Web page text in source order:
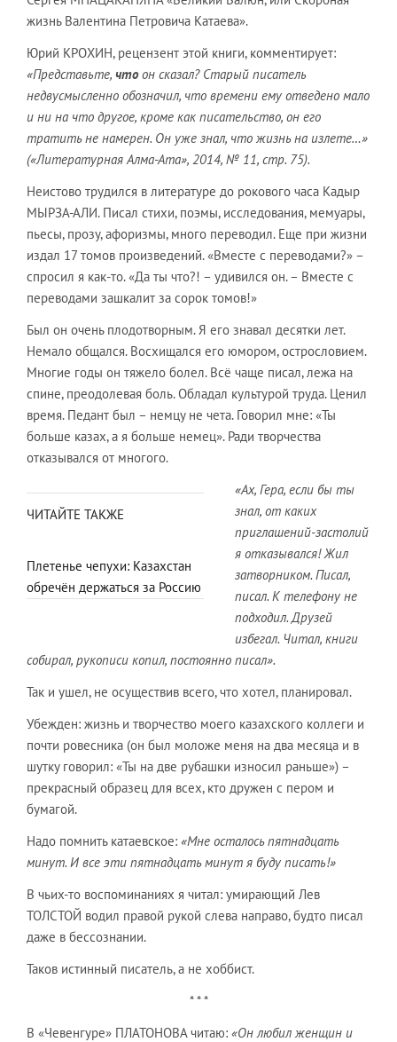
жизнь Валентина Петровича Катаева».
Юрий КРОХИН, рецензент этой книги, комментирует:
«Представьте, чтоон сказал? Старый писатель
недвусмысленно обозначил, что времени ему отведено мало
и ни на что другое, кроме как писательство, он его
тратить не намерен. Он уже знал, что жизнь на излете…»
(«Литературная Алма-Ата», 2014, № 11, стр. 75).
Неистово трудился в литературе до рокового часа Кадыр
МЫРЗА-АЛИ. Писал стихи, поэмы, исследования, мемуары,
пьесы, прозу, афоризмы, много переводил. Еще при жизни
издал 17 томов произведений. «Вместе с переводами?» –
спросил я как-то. «Да ты что?! – удивился он. – Вместе с
переводами зашкалит за сорок томов!»
Был он очень плодотворным. Я его знавал десятки лет.
Немало общался. Восхищался его юмором, острословием.
Многие годы он тяжело болел. Всё чаще писал, лежа на
спине, преодолевая боль. Обладал культурой труда. Ценил
время. Педант был – немцу не чета. Говорил мне: «Ты
больше казах, а я больше немец». Ради творчества
отказывался от многого.
ЧИТАЙТЕ ТАКЖЕ
Плетенье чепухи: Казахстан
обречён держаться за Россию
«Ах, Гера, если бы ты
знал, от каких
приглашений-застолий
я отказывался! Жил
затворником. Писал,
писал. К телефону не
подходил. Друзей
избегал. Читал, книги
собирал, рукописи копил, постоянно писал».
Так и ушел, не осуществив всего, что хотел, планировал.
Убежден: жизнь и творчество моего казахского коллеги и
почти ровесника (он был моложе меня на два месяца и в
шутку говорил: «Ты на две рубашки износил раньше») –
прекрасный образец для всех, кто дружен с пером и
бумагой.
Надо помнить катаевское: «Мне осталось пятнадцать
минут. И все эти пятнадцать минут я буду писать!»
В чьих-то воспоминаниях я читал: умирающий Лев
ТОЛСТОЙ водил правой рукой слева направо, будто писал
даже в бессознании.
Таков истинный писатель, а не хоббист.
* * *
В «Чевенгуре» ПЛАТОНОВА читаю: «Он любил женщин и